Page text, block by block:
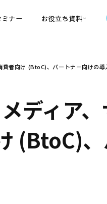
Navigator
ミナー お役立ち資料
・お役立ち資
費者向け (BtoC)、パートナー向けの導
ディア
(BtoC)